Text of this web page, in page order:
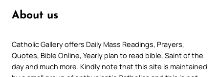
About us
Catholic Gallery offers Daily Mass Readings, Prayers,
Quotes, Bible Online, Yearly plan to read bible, Saint of the
day and much more. Kindly note that this site is maintained